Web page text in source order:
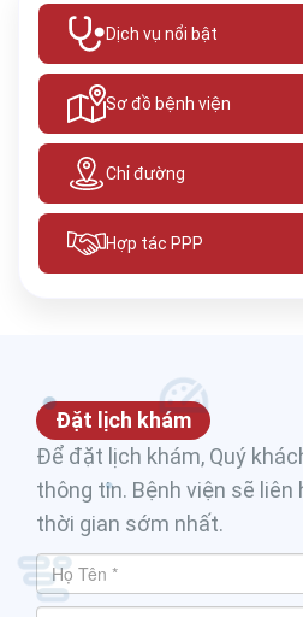
Dịch vụ nổi bật
Sơ đồ bệnh viện
Chỉ đường
Hợp tác PPP
Đặt lịch khám
Để đặt lịch khám, Quý
thông tin. Bệnh viện sẽ liên
thời gian sớm nhất.